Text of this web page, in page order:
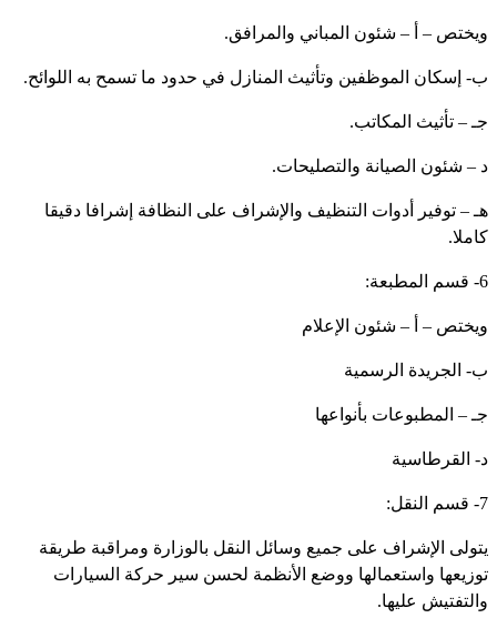
ويختص – أ – شئون المباني والمرافق.
ب- إسكان الموظفين وتأثيث المنازل في حدود ما تسمح به اللوائح.
جـ – تأثيث المكاتب.
د – شئون الصيانة والتصليحات.
هـ – توفير أدوات التنظيف والإشراف على النظافة إشرافا دقيقا
كاملا.
6- قسم المطبعة:
ويختص – أ – شئون الإعلام
ب- الجريدة الرسمية
جـ – المطبوعات بأنواعها
د- القرطاسية
7- قسم النقل:
يتولى الإشراف على جميع وسائل النقل بالوزارة ومراقبة طريقة
توزيعها واستعمالها ووضع الأنظمة لحسن سير حركة السيارات
والتفتيش عليها.